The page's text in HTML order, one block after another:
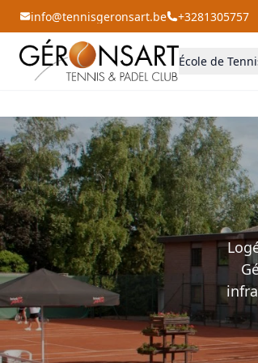
info@tennisgeronsart.be +3281305757
École de